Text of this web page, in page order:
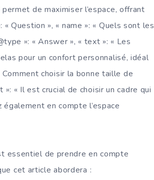
de maximiser l’espace, offrant
Question », « name »: « Quels sont les
»: « Answer », « text »: « Les
pour un confort personnalisé, idéal
Comment choisir la bonne taille de
« Il est crucial de choisir un cadre qui
en compte l’espace
essentiel de prendre en compte
cet article abordera :